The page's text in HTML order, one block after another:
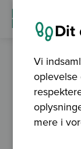
Dit
Vi
oplevelse
mere i
nyhed